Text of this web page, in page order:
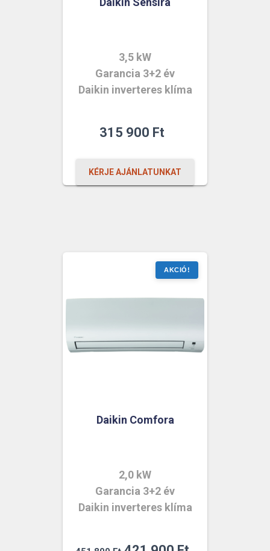
3,5 kW
Garancia 3+2 év
Daikin inverteres klíma
315 900 Ft
KÉRJE AJÁNLATUNKAT
Daikin Comfora
2,0 kW
Garancia 3+2 év
Daikin inverteres klíma